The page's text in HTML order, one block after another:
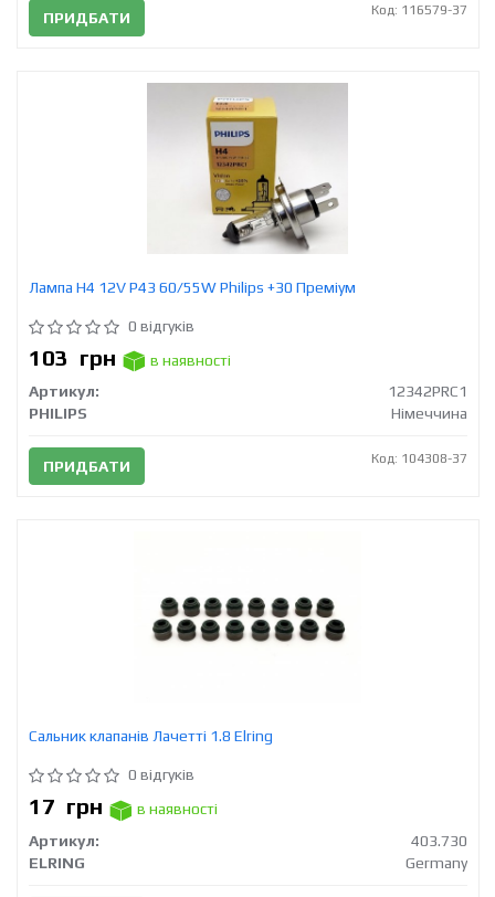
ПРИДБАТИ Код: 116579-37
Лампа H4 12V Р43 60/55W Philips +30 Преміум
0 відгуків
103 грн
в наявності
Артикул:
12342PRC1
PHILIPS
Німеччина
ПРИДБАТИ Код: 104308-37
Сальник клапанів Лачетті 1.8 Elring
0 відгуків
17 грн
в наявності
Артикул:
403.730
ELRING
Germany